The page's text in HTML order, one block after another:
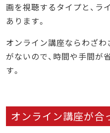
画を視聴するタイプと、ラ
あります。
オンライン講座ならわざ
がないので、時間や手間が
す。
オンライン講座が合